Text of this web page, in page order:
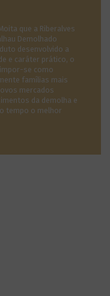
que a Riberalves
Demolhado
desenvolvido a
e caráter prático, o
se como
famílias mais
mercados
da demolha e
tempo o melhor